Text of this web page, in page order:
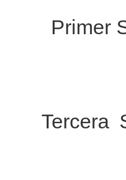
Primer
Tercera